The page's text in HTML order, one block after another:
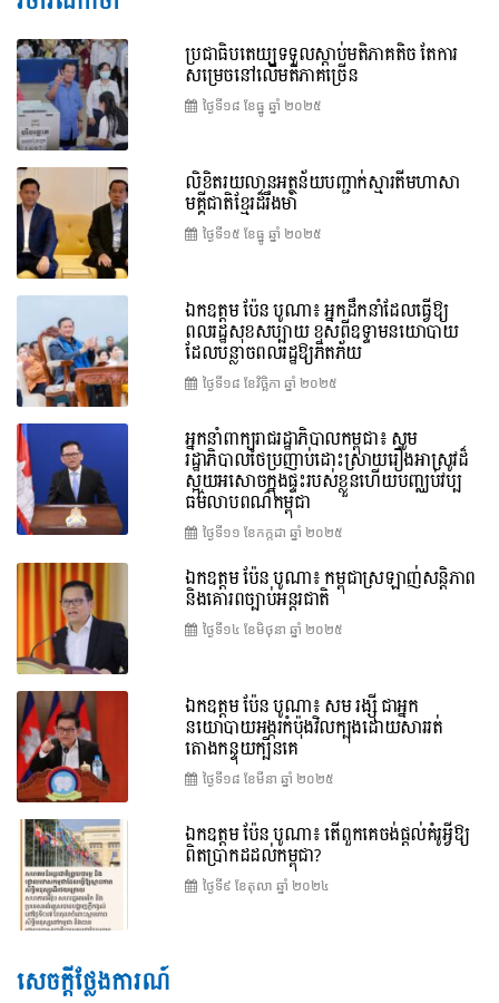
ប្រជាធិបតេយ្យទទួលស្តាប់មតិភាគតិច តែការ
សម្រេចនៅលើមតិភាគច្រើន
ថ្ងៃទី១៨ ខែ​ធ្នូ ឆ្នាំ ២០២៥
លិខិតរយលានអត្ថន័យបញ្ជាក់ស្មារតីមហាសា
មគ្គីជាតិខ្មែរដ៏រឹងមាំ
ថ្ងៃទី១៥ ខែ​ធ្នូ ឆ្នាំ ២០២៥
ឯកឧត្តម ប៉ែន បូណា៖ អ្នកដឹកនាំដែលធ្វើឱ្យ
ពលរដ្ឋសុខសប្បាយ ខុសពីឧទ្ទាមនយោបាយ
ដែលបន្លាចពលរដ្ឋឱ្យភិតភ័យ
ថ្ងៃទី១៨ ខែ​វិច្ឆិកា ឆ្នាំ ២០២៥
អ្នកនាំពាក្យរាជរដ្ឋាភិបាលកម្ពុជា៖ សូម
រដ្ឋាភិបាលថៃប្រញាប់ដោះស្រាយរឿងអាស្រូវដ៏
ស្អុយអសោចក្នុងផ្ទះរបស់ខ្លួនហើយបញ្ឈប់វប្ប
ធម៌លាបពណ៌កម្ពុជា
ថ្ងៃទី១១ ខែ​កក្កដា ឆ្នាំ ២០២៥
ឯកឧត្តម ប៉ែន បូណា៖ កម្ពុជាស្រឡាញ់សន្តិភាព
និងគោរពច្បាប់អន្តរជាតិ
ថ្ងៃទី១៤ ខែ​មិថុនា ឆ្នាំ ២០២៥
ឯកឧត្តម ប៉ែន បូណា៖ សម រង្ស៊ី ជាអ្នក
នយោបាយអង្ករកំប៉ុងវិលក្បុងដោយសាររត់
តោងកន្ទុយក្បិនគេ
ថ្ងៃទី១៨ ខែ​មីនា ឆ្នាំ ២០២៥
ឯកឧត្តម ប៉ែន បូណា៖ តើពួកគេចង់ផ្តល់គំរូអ្វីឱ្យ
ពិតប្រាកដដល់កម្ពុជា?
ថ្ងៃទី៩ ខែ​តុលា ឆ្នាំ ២០២៤
សេចក្តីថ្លែងការណ៍